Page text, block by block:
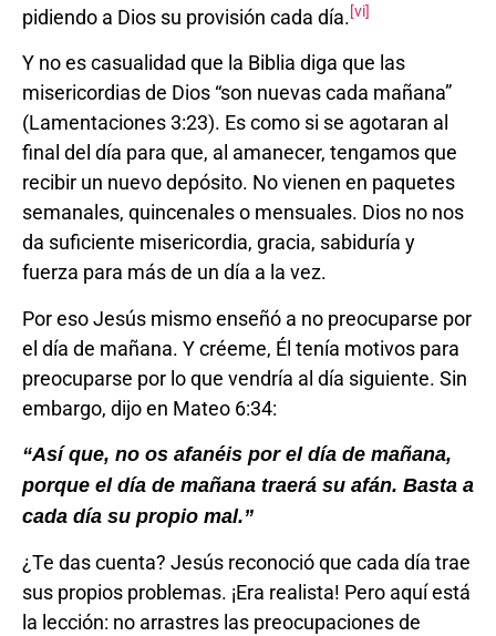
pidiendo a Dios su provisión cada día.[vi]
Y no es casualidad que la Biblia diga que las
misericordias de Dios “son nuevas cada mañana”
(Lamentaciones 3:23). Es como si se agotaran al
final del día para que, al amanecer, tengamos que
recibir un nuevo depósito. No vienen en paquetes
semanales, quincenales o mensuales. Dios no nos
da suficiente misericordia, gracia, sabiduría y
fuerza para más de un día a la vez.
Por eso Jesús mismo enseñó a no preocuparse por
el día de mañana. Y créeme, Él tenía motivos para
preocuparse por lo que vendría al día siguiente. Sin
embargo, dijo en Mateo 6:34:
“Así que, no os afanéis por el día de mañana,
porque el día de mañana traerá su afán. Basta a
cada día su propio mal.”
¿Te das cuenta? Jesús reconoció que cada día trae
sus propios problemas. ¡Era realista! Pero aquí está
la lección: no arrastres las preocupaciones de